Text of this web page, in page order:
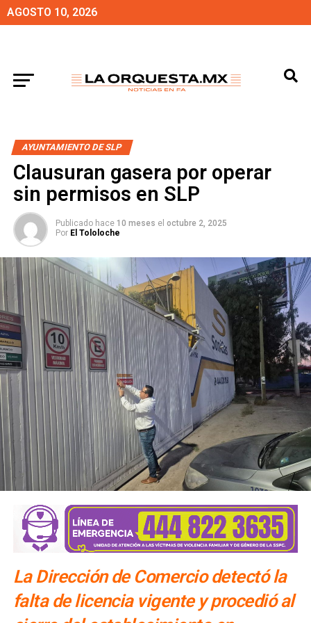
AGOSTO 10, 2026
AYUNTAMIENTO DE SLP
Clausuran gasera por operar
sin permisos en SLP
Publicado hace 10 meses el octubre 2, 2025
Por El Tololoche
La Dirección de Comercio detectó la
falta de licencia vigente y procedió al